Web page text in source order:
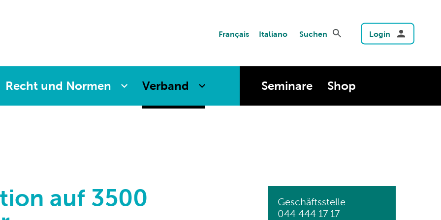
Français Italiano Suchen Login
Recht und Normen Verband Seminare Shop
auf 3500
Geschäftsstelle
044 444 17 17